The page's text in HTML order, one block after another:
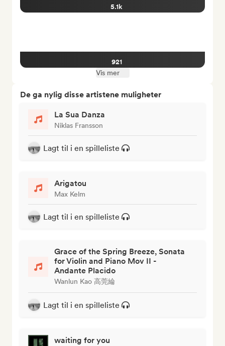
5.1k
921
Vis mer
De ga nylig disse artistene muligheter
La Sua Danza
Niklas Fransson
Lagt til i en spilleliste
Arigatou
Max Kelm
Lagt til i en spilleliste
Grace of the Spring Breeze, Sonata
for Violin and Piano Mov II -
Andante Placido
Wanlun Kao 高莞綸
Lagt til i en spilleliste
waiting for you